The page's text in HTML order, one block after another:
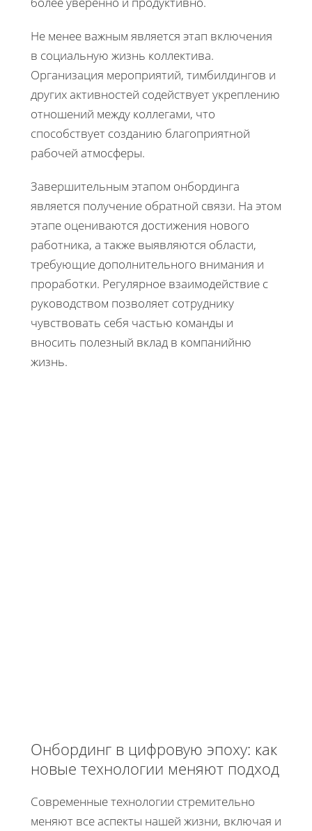
Не менее важным является этап включения
в социальную жизнь коллектива.
Организация мероприятий, тимбилдингов и
других активностей содействует укреплению
отношений между коллегами, что
способствует созданию благоприятной
рабочей атмосферы.
Завершительным этапом онбординга
является получение обратной связи. На этом
этапе оцениваются достижения нового
работника, а также выявляются области,
требующие дополнительного внимания и
проработки. Регулярное взаимодействие с
руководством позволяет сотруднику
чувствовать себя частью команды и
вносить полезный вклад в компанийню
жизнь.
Онбординг в цифровую эпоху: как
новые технологии меняют подход
Современные технологии стремительно
меняют все аспекты нашей жизни, включая и